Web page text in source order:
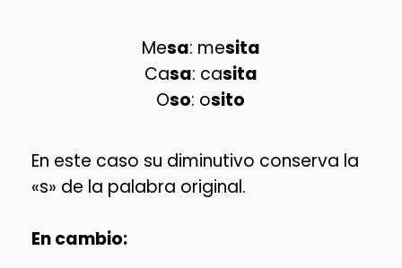
Mesa: mesita
Casa: casita
Oso: osito
En este caso su diminutivo conserva la
«s» de la palabra original.
En cambio: